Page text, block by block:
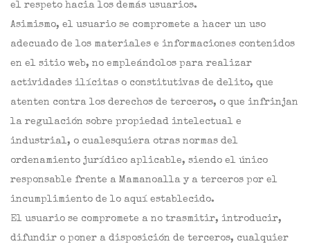
el respeto hacia los demás usuarios.
Asimismo, el usuario se compromete a hacer un uso
adecuado de los materiales e informaciones contenidos
en el sitio web, no empleándolos para realizar
actividades ilícitas o constitutivas de delito, que
atenten contra los derechos de terceros, o que infrinjan
la regulación sobre propiedad intelectual e
industrial, o cualesquiera otras normas del
ordenamiento jurídico aplicable, siendo el único
responsable frente a Mamanoalla y a terceros por el
incumplimiento de lo aquí establecido.
El usuario se compromete a no trasmitir, introducir,
difundir o poner a disposición de terceros, cualquier